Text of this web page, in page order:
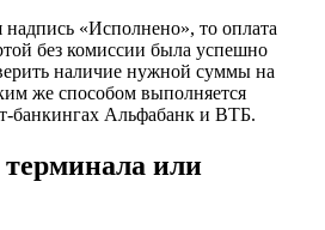
надпись «Исполнено», то оплата
без комиссии была успешно
наличие нужной суммы на
же способом выполняется
банкингах Альфабанк и ВТБ.
или